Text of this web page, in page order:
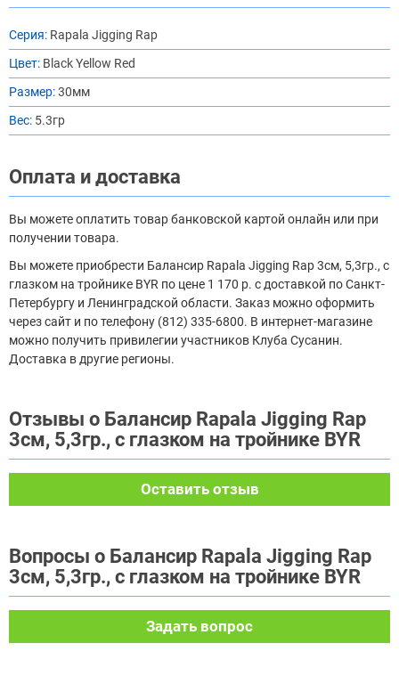
Серия: Rapala Jigging Rap
Цвет: Black Yellow Red
Размер:30мм
Вес: 5.3гр
Оплата и доставка
Вы можете оплатить товар банковской картой онлайн или при
получении товара.
Вы можете приобрести Балансир Rapala Jigging Rap 3см, 5,3гр., с
глазком на тройнике BYR по цене 1 170 р. с доставкой по Санкт-
Петербургу и Ленинградской области. Заказ можно оформить
через сайт и по телефону (812) 335-6800. В интернет-магазине
можно получить привилегии участников Клуба Сусанин.
Доставка в другие регионы.
Отзывы о Балансир Rapala Jigging Rap
3см, 5,3гр., с глазком на тройнике BYR
Оставить отзыв
Вопросы о Балансир Rapala Jigging Rap
3см, 5,3гр., с глазком на тройнике BYR
Задать вопрос